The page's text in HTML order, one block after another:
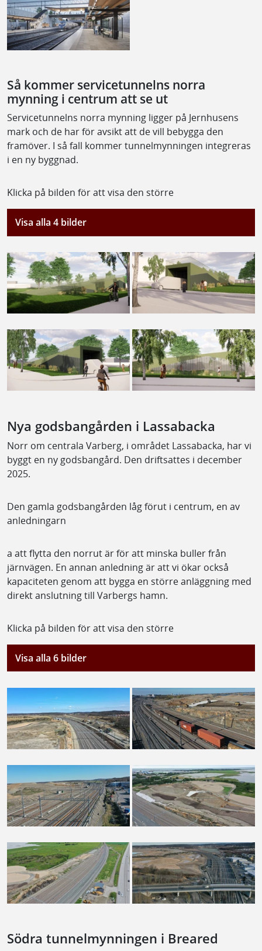
Så kommer servicetunnelns norra
mynning i centrum att se ut
Servicetunnelns norra mynning ligger på Jernhusens
mark och de har för avsikt att de vill bebygga den
framöver. I så fall kommer tunnelmynningen integreras
i en ny byggnad.
Klicka på bilden för att visa den större
Visa alla 4 bilder
Nya godsbangården i Lassabacka
Norr om centrala Varberg, i området Lassabacka, har vi
byggt en ny godsbangård. Den driftsattes i december
2025.
Den gamla godsbangården låg förut i centrum, en av
anledningarn
a att flytta den norrut är för att minska buller från
järnvägen. En annan anledning är att vi ökar också
kapaciteten genom att bygga en större anläggning med
direkt anslutning till Varbergs hamn.
Klicka på bilden för att visa den större
Visa alla 6 bilder
Södra tunnelmynningen i Breared